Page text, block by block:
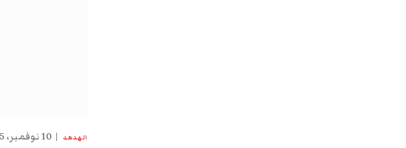
الهدهد 10 نوفمبر، 2025